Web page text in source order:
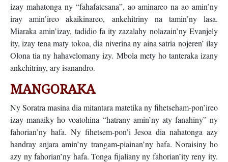
izay mahatonga ny “fahafatesana”, ao aminareo na ao amin’ny
iray amin’ireo akaikinareo, ankehitriny na tamin’ny lasa.
Miaraka amin’izay, tadidio fa ity zazalahy nolazain’ny Evanjely
ity, izay tena maty tokoa, dia niverina ny aina satria nojeren’ ilay
Olona tia ny hahavelomany izy. Mbola mety ho tanteraka izany
ankehitriny, ary isanandro.
MANGORAKA
Ny Soratra masina dia mitantara matetika ny fihetseham-pon’ireo
izay manaiky ho voatohina “hatrany amin’ny aty fanahiny” ny
fahorian’ny hafa. Ny fihetsem-pon’i Jesoa dia nahatonga azy
handray anjara amin’ny trangam-piainan’ny hafa. Noraisiny ho
azy ny fahorian’ny hafa. Tonga fijaliany ny fahorian’ity reny ity.